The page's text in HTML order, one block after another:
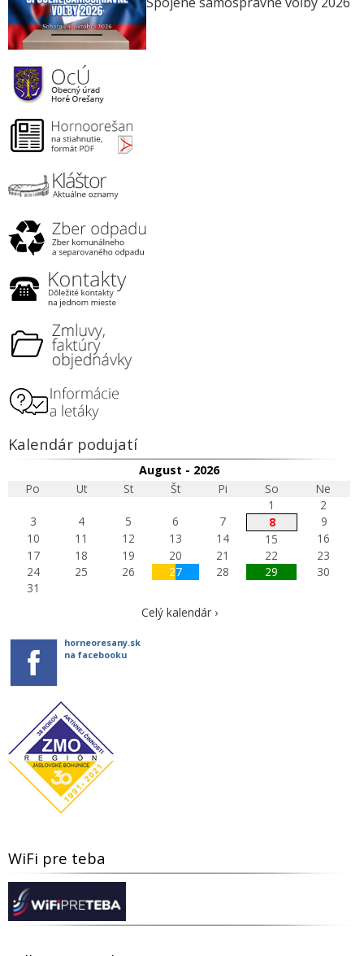
Kalendár podujatí
August - 2026
Po
Ut St Št Pi So
Ne
1
2
3
4 5 6 7 8
9
10
11 12 13 14 15
16
17
18 19 20 21 22
23
24
25 26 27 28 29
30
31
Celý kalendár ›
horneoresany.sk
na facebooku
WiFi pre teba